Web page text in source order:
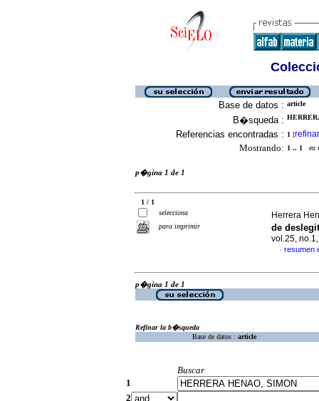
Base de datos : article
B�squeda :
Referencias encontradas : 1 [refinar
Mostrando: 1 .. 1 en
p�gina 1 de 1
1 / 1
selecciona
para imprimir
Herrera
de
vol.25,
· resumen
p�gina 1 de 1
Refinar la b�squeda
Base de datos : article
Buscar
1
2